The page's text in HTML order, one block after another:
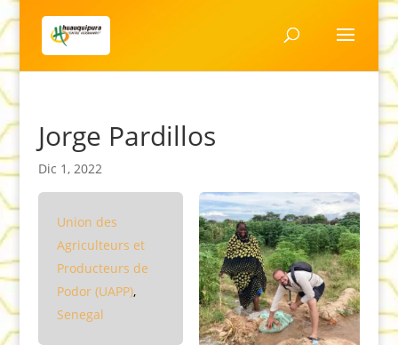
Jorge Pardillos
Dic 1, 2022
Union des
Agriculteurs et
Producteurs de
Podor (UAPP),
Senegal